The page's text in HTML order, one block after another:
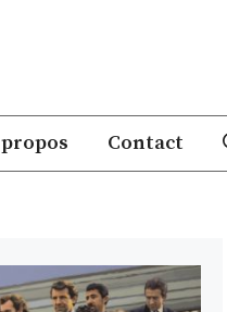
Contact